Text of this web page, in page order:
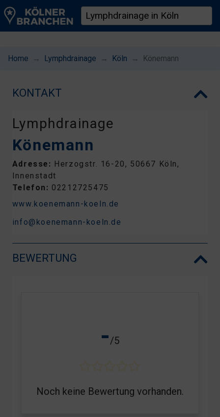
Home Lymphdrainage Köln Könemann
KONTAKT
Lymphdrainage
Könemann
Adresse: Herzogstr. 16-20, 50667 Köln,
Innenstadt
Telefon: 02212725475
www.koenemann-koeln.de
info@koenemann-koeln.de
BEWERTUNG
-/5
Noch keine Bewertung vorhanden.